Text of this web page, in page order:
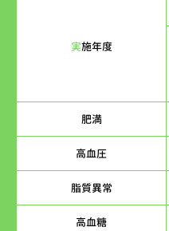
実施年度
肥満
高血圧
脂質異常
高血糖